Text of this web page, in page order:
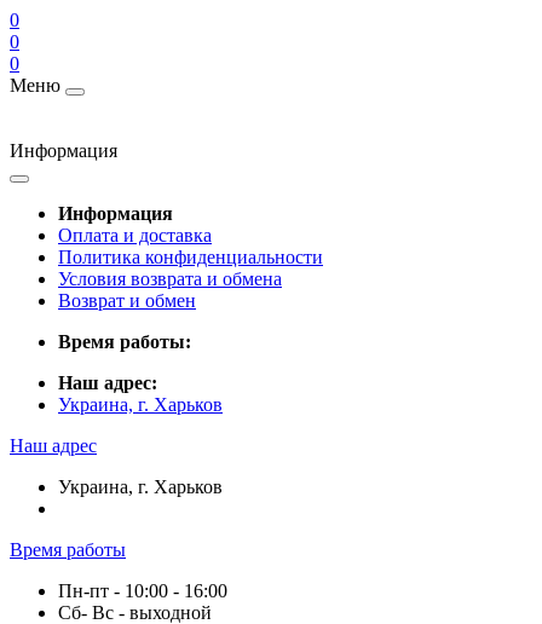
0
0
0
Меню
Информация
Информация
Оплата и доставка
Политика конфиденциальности
Условия возврата и обмена
Возврат и обмен
Время работы:
Наш адрес:
Украина, г. Харьков
Наш адрес
Украина, г. Харьков
Время работы
Пн-пт - 10:00 - 16:00
Сб- Вс - выходной